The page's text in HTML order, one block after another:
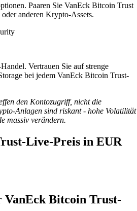
Paaren Sie VanEck Bitcoin Trust
anderen Krypto-Assets.
Vertrauen Sie auf strenge
bei jedem VanEck Bitcoin Trust-
den Kontozugriff, nicht die
Anlagen sind riskant - hohe Volatilität
massiv verändern.
Live-Preis in EUR
VanEck Bitcoin Trust-